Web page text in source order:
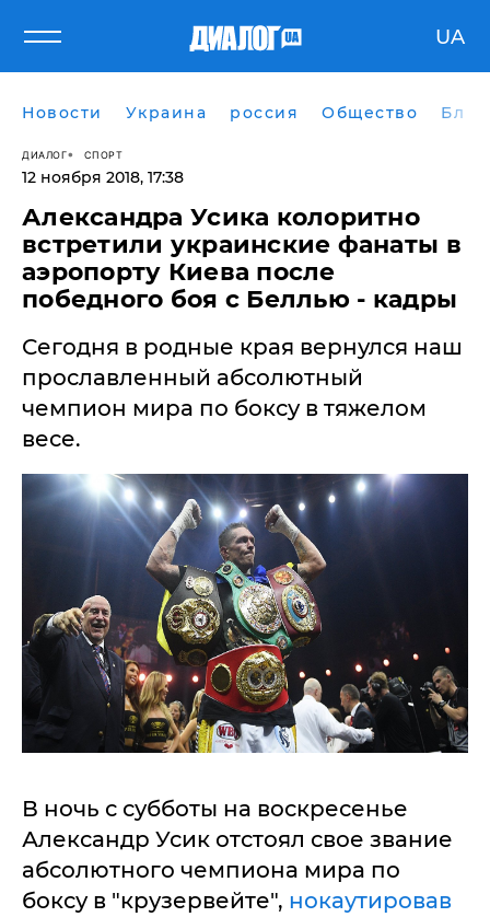
UA
Новости Украина россия Общество
ДИАЛОГ СПОРТ
12 ноября 2018, 17:38
Александра Усика колоритно
встретили украинские фанаты в
аэропорту Киева после
победного боя с Беллью - кадры
Сегодня в родные края вернулся наш
прославленный абсолютный
чемпион мира по боксу в тяжелом
весе.
В ночь с субботы на воскресенье
Александр Усик отстоял свое звание
абсолютного чемпиона мира по
боксу в "крузервейте", нокаутировав